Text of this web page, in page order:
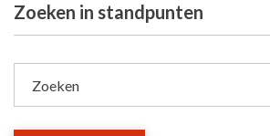
Zoeken in standpunten
Zoeken